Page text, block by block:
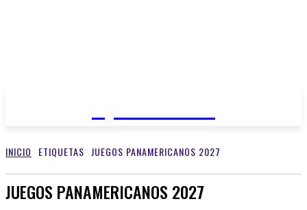
INICIO ETIQUETAS JUEGOS PANAMERICANOS 2027
JUEGOS PANAMERICANOS 2027